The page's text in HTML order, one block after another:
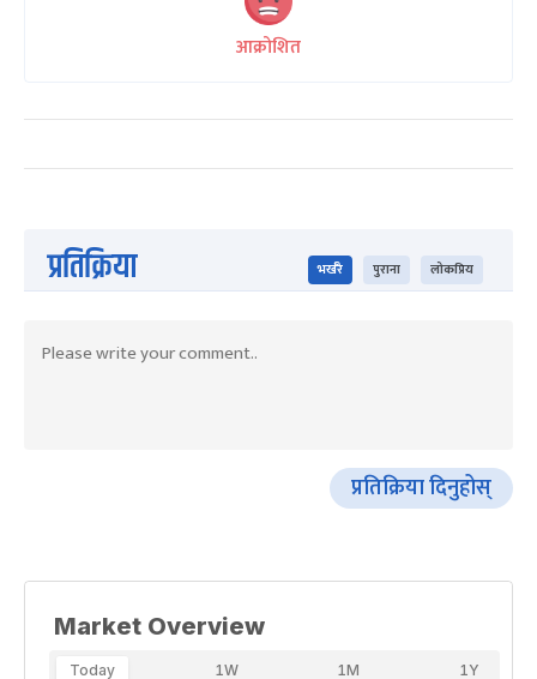
आक्रोशित
प्रतिक्रिया भर्खरै पुराना लोकप्रिय
प्रतिक्रिया दिनुहोस्